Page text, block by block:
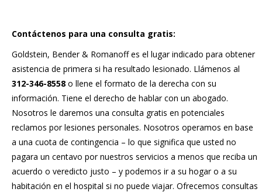
Contáctenos para una consulta gratis:
Goldstein, Bender & Romanoff es el lugar indicado para obtener
asistencia de primera si ha resultado lesionado. Llámenos al
312-346-8558 o llene el formato de la derecha con su
información. Tiene el derecho de hablar con un abogado.
Nosotros le daremos una consulta gratis en potenciales
reclamos por lesiones personales. Nosotros operamos en base
a una cuota de contingencia – lo que significa que usted no
pagara un centavo por nuestros servicios a menos que reciba un
acuerdo o veredicto justo – y podemos ir a su hogar o a su
habitación en el hospital si no puede viajar. Ofrecemos consultas